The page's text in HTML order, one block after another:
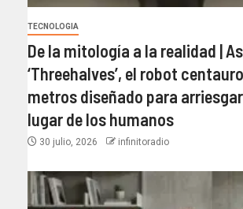
TECNOLOGIA
De la mitología a la realidad |
‘Threehalves’, el robot
metros diseñado para
lugar de los humanos
30 julio, 2026 infinitoradio